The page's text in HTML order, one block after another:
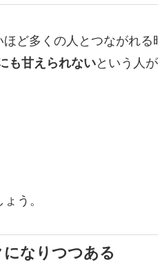
ど多くの人とつながれる
も甘えられないという人
う。
になりつつある